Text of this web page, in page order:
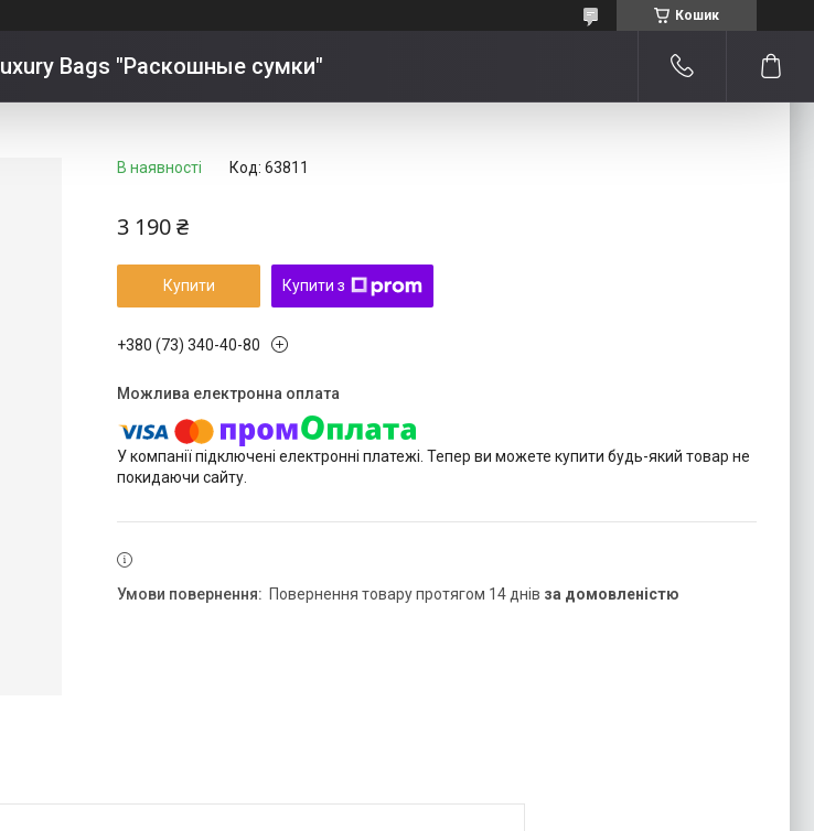
Кошик
Bags "Раскошные сумки"
В наявності Код: 63811
3 190 ₴
Купити Купити з
+380 (73) 340-40-80
У компанії підключені електронні платежі. Тепер ви можете купити будь-який товар не
покидаючи сайту.
повернення товару протягом 14 днів за домовленістю